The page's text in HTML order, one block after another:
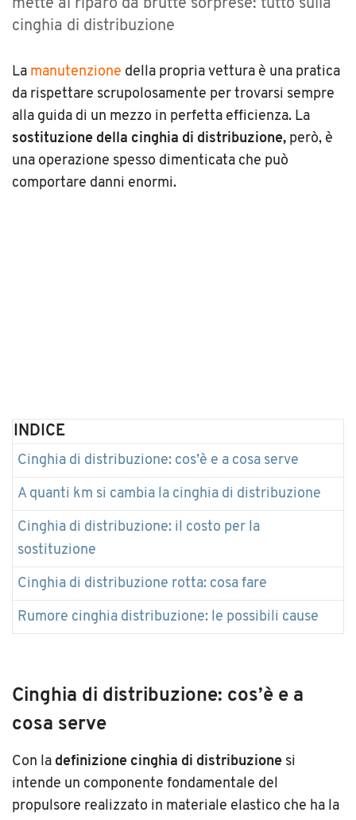
mette al riparo da brutte sorprese: tutto sulla
cinghia di distribuzione
La manutenzione della propria vettura è una pratica
da rispettare scrupolosamente per trovarsi sempre
alla guida di un mezzo in perfetta efficienza. La
sostituzione della cinghia di distribuzione, però, è
una operazione spesso dimenticata che può
comportare danni enormi.
INDICE
Cinghia di distribuzione: cos’è e a cosa serve
A quanti km si cambia la cinghia di distribuzione
Cinghia di distribuzione: il costo per la
sostituzione
Cinghia di distribuzione rotta: cosa fare
Rumore cinghia distribuzione: le possibili cause
Cinghia di distribuzione: cos’è e a
cosa serve
Con la definizione cinghia di distribuzione si
intende un componente fondamentale del
propulsore realizzato in materiale elastico che ha la